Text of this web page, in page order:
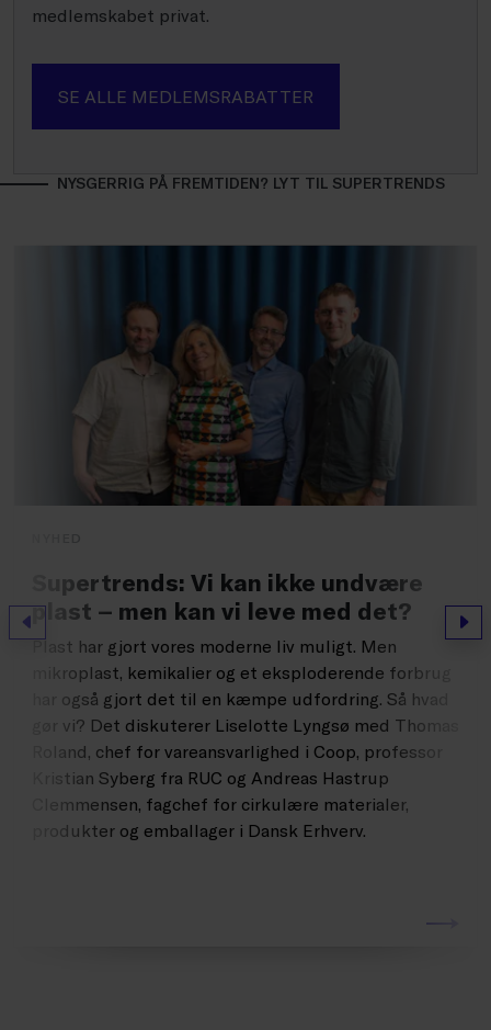
medlemskabet privat.
SE ALLE MEDLEMSRABATTER
NYSGERRIG PÅ FREMTIDEN? LYT TIL SUPERTRENDS
Forrige
Supertrends: Vi kan ikke undvære
plast – men kan vi leve med det?
Plast har gjort vores moderne liv muligt. Men
mikroplast, kemikalier og et eksploderende forbrug
har også gjort det til en kæmpe udfordring. Så hvad
gør vi? Det diskuterer Liselotte Lyngsø med Thomas
Roland, chef for vareansvarlighed i Coop, professor
Kristian Syberg fra RUC og Andreas Hastrup
Clemmensen, fagchef for cirkulære materialer,
produkter og emballager i Dansk Erhverv.